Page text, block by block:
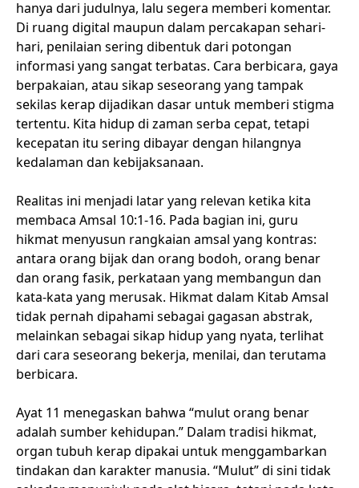
hanya dari judulnya, lalu segera memberi komentar.
Di ruang digital maupun dalam percakapan sehari-
hari, penilaian sering dibentuk dari potongan
informasi yang sangat terbatas. Cara berbicara, gaya
berpakaian, atau sikap seseorang yang tampak
sekilas kerap dijadikan dasar untuk memberi stigma
tertentu. Kita hidup di zaman serba cepat, tetapi
kecepatan itu sering dibayar dengan hilangnya
kedalaman dan kebijaksanaan.
Realitas ini menjadi latar yang relevan ketika kita
membaca Amsal 10:1-16. Pada bagian ini, guru
hikmat menyusun rangkaian amsal yang kontras:
antara orang bijak dan orang bodoh, orang benar
dan orang fasik, perkataan yang membangun dan
kata-kata yang merusak. Hikmat dalam Kitab Amsal
tidak pernah dipahami sebagai gagasan abstrak,
melainkan sebagai sikap hidup yang nyata, terlihat
dari cara seseorang bekerja, menilai, dan terutama
berbicara.
Ayat 11 menegaskan bahwa “mulut orang benar
adalah sumber kehidupan.” Dalam tradisi hikmat,
organ tubuh kerap dipakai untuk menggambarkan
tindakan dan karakter manusia. “Mulut” di sini tidak